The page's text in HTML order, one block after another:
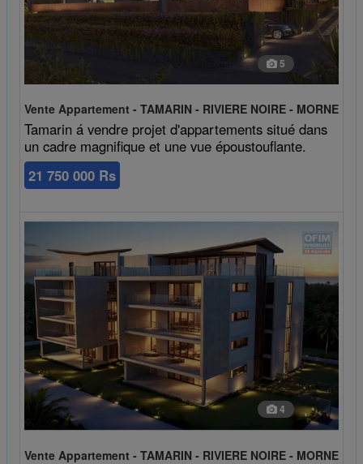
5
Vente Appartement - TAMARIN - RIVIERE NOIRE - MORNE
Tamarin á vendre projet d'appartements situé dans
un cadre magnifique et une vue époustouflante.
21 750 000 Rs
4
Vente Appartement - TAMARIN - RIVIERE NOIRE - MORNE